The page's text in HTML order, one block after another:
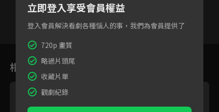
2
相關花絮
立即登入享受會員權益
登入會員解決看劇各種惱人的事，我們為會員提供了
720p 畫質
略過片頭尾
收藏片單
觀劇紀錄